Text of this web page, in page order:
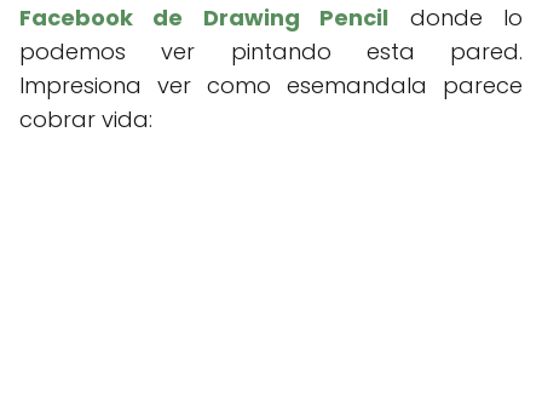
Facebook de Drawing Pencil donde lo
podemos ver pintando esta pared.
Impresiona ver como esemandala parece
cobrar vida: